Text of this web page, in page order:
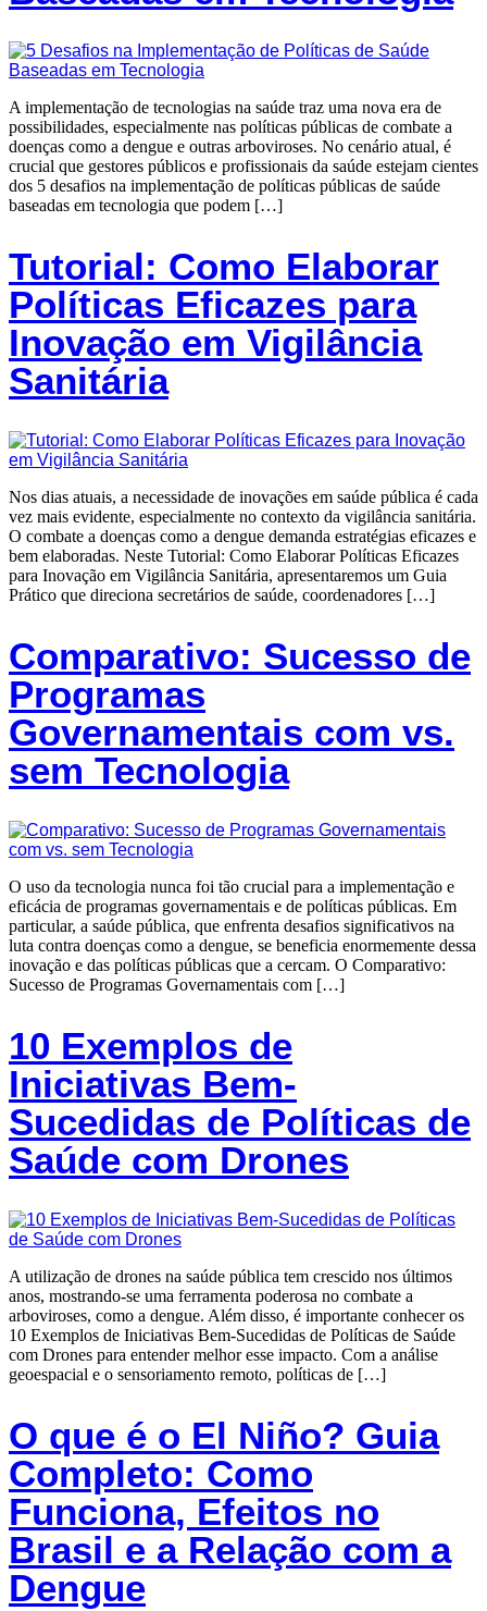
A implementação de tecnologias na saúde traz uma nova era de
possibilidades, especialmente nas políticas públicas de combate a
doenças como a dengue e outras arboviroses. No cenário atual, é
crucial que gestores públicos e profissionais da saúde estejam cientes
dos 5 desafios na implementação de políticas públicas de saúde
baseadas em tecnologia que podem […]
Tutorial: Como Elaborar
Políticas Eficazes para
Inovação em Vigilância
Sanitária
Nos dias atuais, a necessidade de inovações em saúde pública é cada
vez mais evidente, especialmente no contexto da vigilância sanitária.
O combate a doenças como a dengue demanda estratégias eficazes e
bem elaboradas. Neste Tutorial: Como Elaborar Políticas Eficazes
para Inovação em Vigilância Sanitária, apresentaremos um Guia
Prático que direciona secretários de saúde, coordenadores […]
Comparativo: Sucesso de
Programas
Governamentais com vs.
sem Tecnologia
O uso da tecnologia nunca foi tão crucial para a implementação e
eficácia de programas governamentais e de políticas públicas. Em
particular, a saúde pública, que enfrenta desafios significativos na
luta contra doenças como a dengue, se beneficia enormemente dessa
inovação e das políticas públicas que a cercam. O Comparativo:
Sucesso de Programas Governamentais com […]
10 Exemplos de
Iniciativas Bem-
Sucedidas de Políticas de
Saúde com Drones
A utilização de drones na saúde pública tem crescido nos últimos
anos, mostrando-se uma ferramenta poderosa no combate a
arboviroses, como a dengue. Além disso, é importante conhecer os
10 Exemplos de Iniciativas Bem-Sucedidas de Políticas de Saúde
com Drones para entender melhor esse impacto. Com a análise
geoespacial e o sensoriamento remoto, políticas de […]
O que é o El Niño? Guia
Completo: Como
Funciona, Efeitos no
Brasil e a Relação com a
Dengue